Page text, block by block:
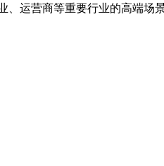
运营商等重要行业的高端